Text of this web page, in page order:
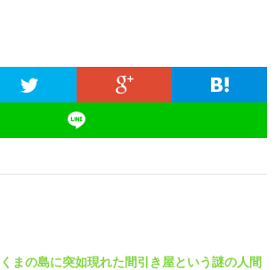
まの島に突如現れた間引き屋という謎の人間